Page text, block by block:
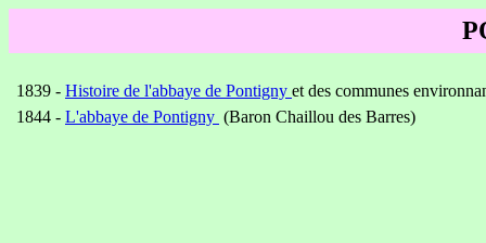
1839 - Histoire de l'abbaye de Pontigny et des communes
1844 - L'abbaye de Pontigny (Baron Chaillou des Barres)